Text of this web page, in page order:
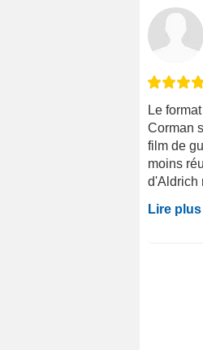
Le
Corman
film de
moins
d'Aldrich
Lire plus